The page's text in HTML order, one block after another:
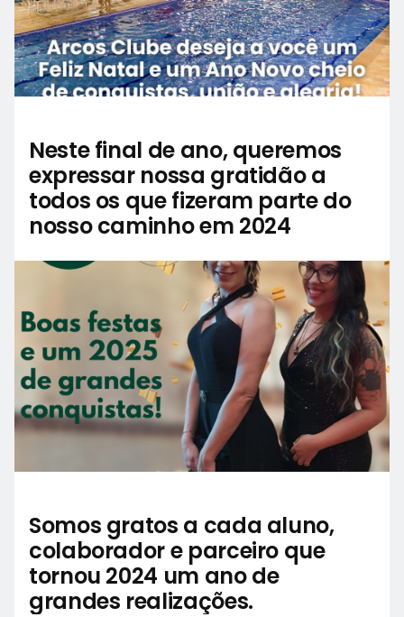
Neste final de ano, queremos
expressar nossa gratidão a
todos os que fizeram parte do
nosso caminho em 2024
Somos gratos a cada aluno,
colaborador e parceiro que
tornou 2024 um ano de
grandes realizações.